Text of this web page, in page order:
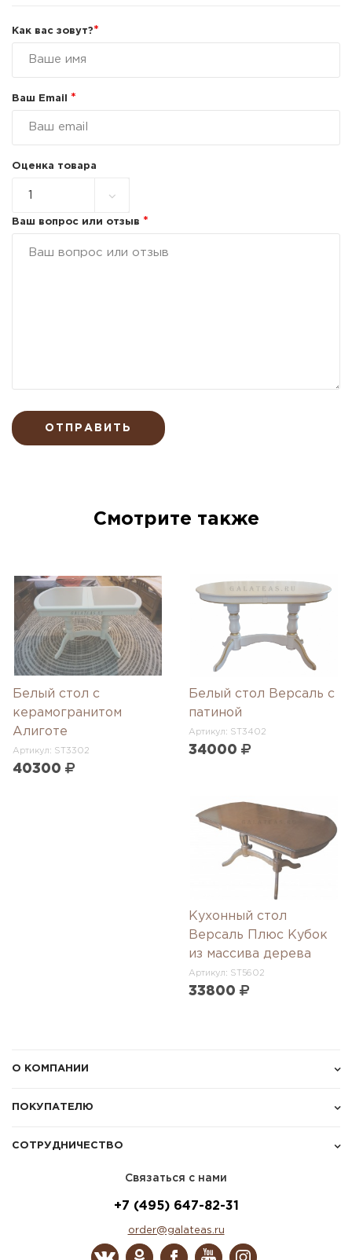
Как вас зовут?*
Ваш Email *
Оценка товара
Ваш вопрос или отзыв *
ОТПРАВИТЬ
Смотрите также
Белый стол с
керамогранитом
Алиготе
Артикул: ST3302
40300
Белый стол Версаль с
патиной
Артикул: ST3402
34000
Кухонный стол
Версаль Плюс Кубок
из массива дерева
Артикул: ST5602
33800
О КОМПАНИИ
ПОКУПАТЕЛЮ
СОТРУДНИЧЕСТВО
Связаться с нами
+7 (495) 647-82-31
order@galateas.ru